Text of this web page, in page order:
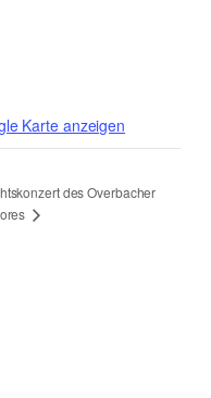
Karte anzeigen
des Overbacher